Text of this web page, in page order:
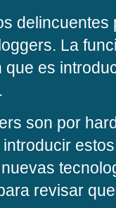
La
es
son por
revisar